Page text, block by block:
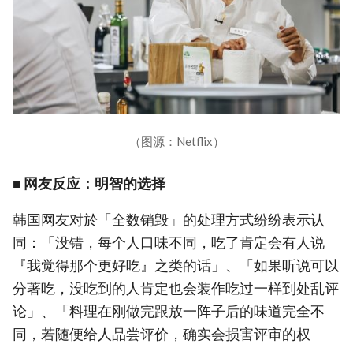
（图源：Netflix）
■ 网友反应：明智的选择
韩国网友对於「全数销毁」的处理方式纷纷表示认
同：「没错，每个人口味不同，吃了肯定会有人说
『我觉得那个更好吃』之类的话」、「如果听说可以
分著吃，没吃到的人肯定也会装作吃过一样到处乱评
论」、「料理在刚做完跟放一阵子后的味道完全不
同，若随便给人品尝评价，确实会损害评审的权